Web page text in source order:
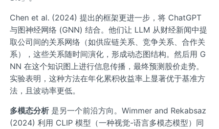
Chen et al. (2024) 提出的框架更进一步，将 ChatGPT
与图神经网络 (GNN) 结合。他们让 LLM 从财经新闻中提
取公司间的关系网络（如供应链关系、竞争关系、合作关
系），这些关系随时间演化，形成动态图结构。然后用 G
NN 在这个知识图上进行信息传播，最终预测股价走势。
实验表明，这种方法在年化累积收益率上显著优于基准方
法，且波动率更低。
多模态分析是另一个前沿方向。Wimmer and Rekabsaz
(2024) 利用 CLIP 模型（一种视觉-语言多模态模型）同